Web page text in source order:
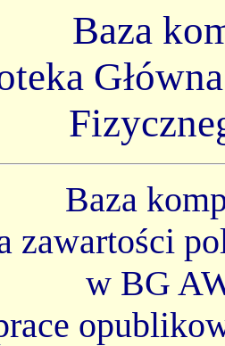
Baza
Baza
zawartości
w BG